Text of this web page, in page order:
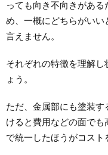
っても向き不向きがある
め、一概にどちらがいい
言えません。
それぞれの特徴を理解
ょう。
ただ、金属部にも塗装
けると費用などの面で
で統一したほうがコスト